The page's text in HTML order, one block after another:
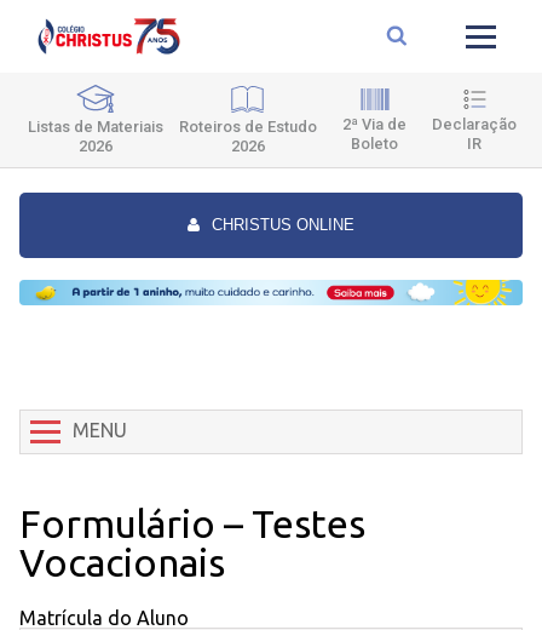
Listas de Materiais
2026
Roteiros de Estudo
2026
2ª Via de
Boleto
Declaração
IR
CHRISTUS ONLINE
MENU
Formulário – Testes
Vocacionais
Matrícula do Aluno